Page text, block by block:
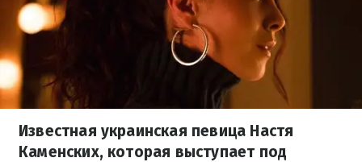
Известная украинская певица Настя
Каменских, которая выступает под